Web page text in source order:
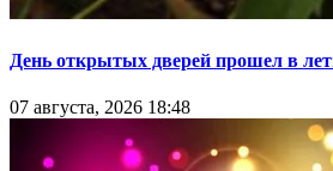
День открытых дверей прошел в
07 августа, 2026 18:48